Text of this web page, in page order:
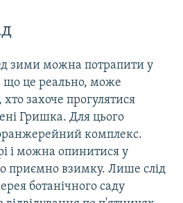
зими можна потрапити у
що це реально, може
захоче прогулятися
Гришка. Для цього
комплекс.
і можна опинитися у
приємно взимку. Лише слід
ботанічного саду